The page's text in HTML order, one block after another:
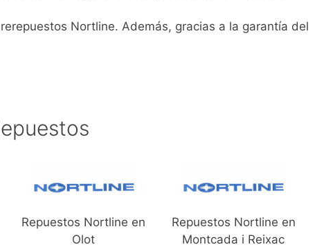
Nortline. Además, gracias a la garantía del
Repuestos Nortline en
Olot
Repuestos Nortline en
Montcada i Reixac